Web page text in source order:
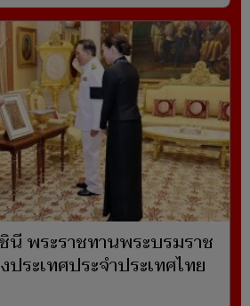
นี พระราชทานพระบรมราช
ประเทศประจำประเทศไทย